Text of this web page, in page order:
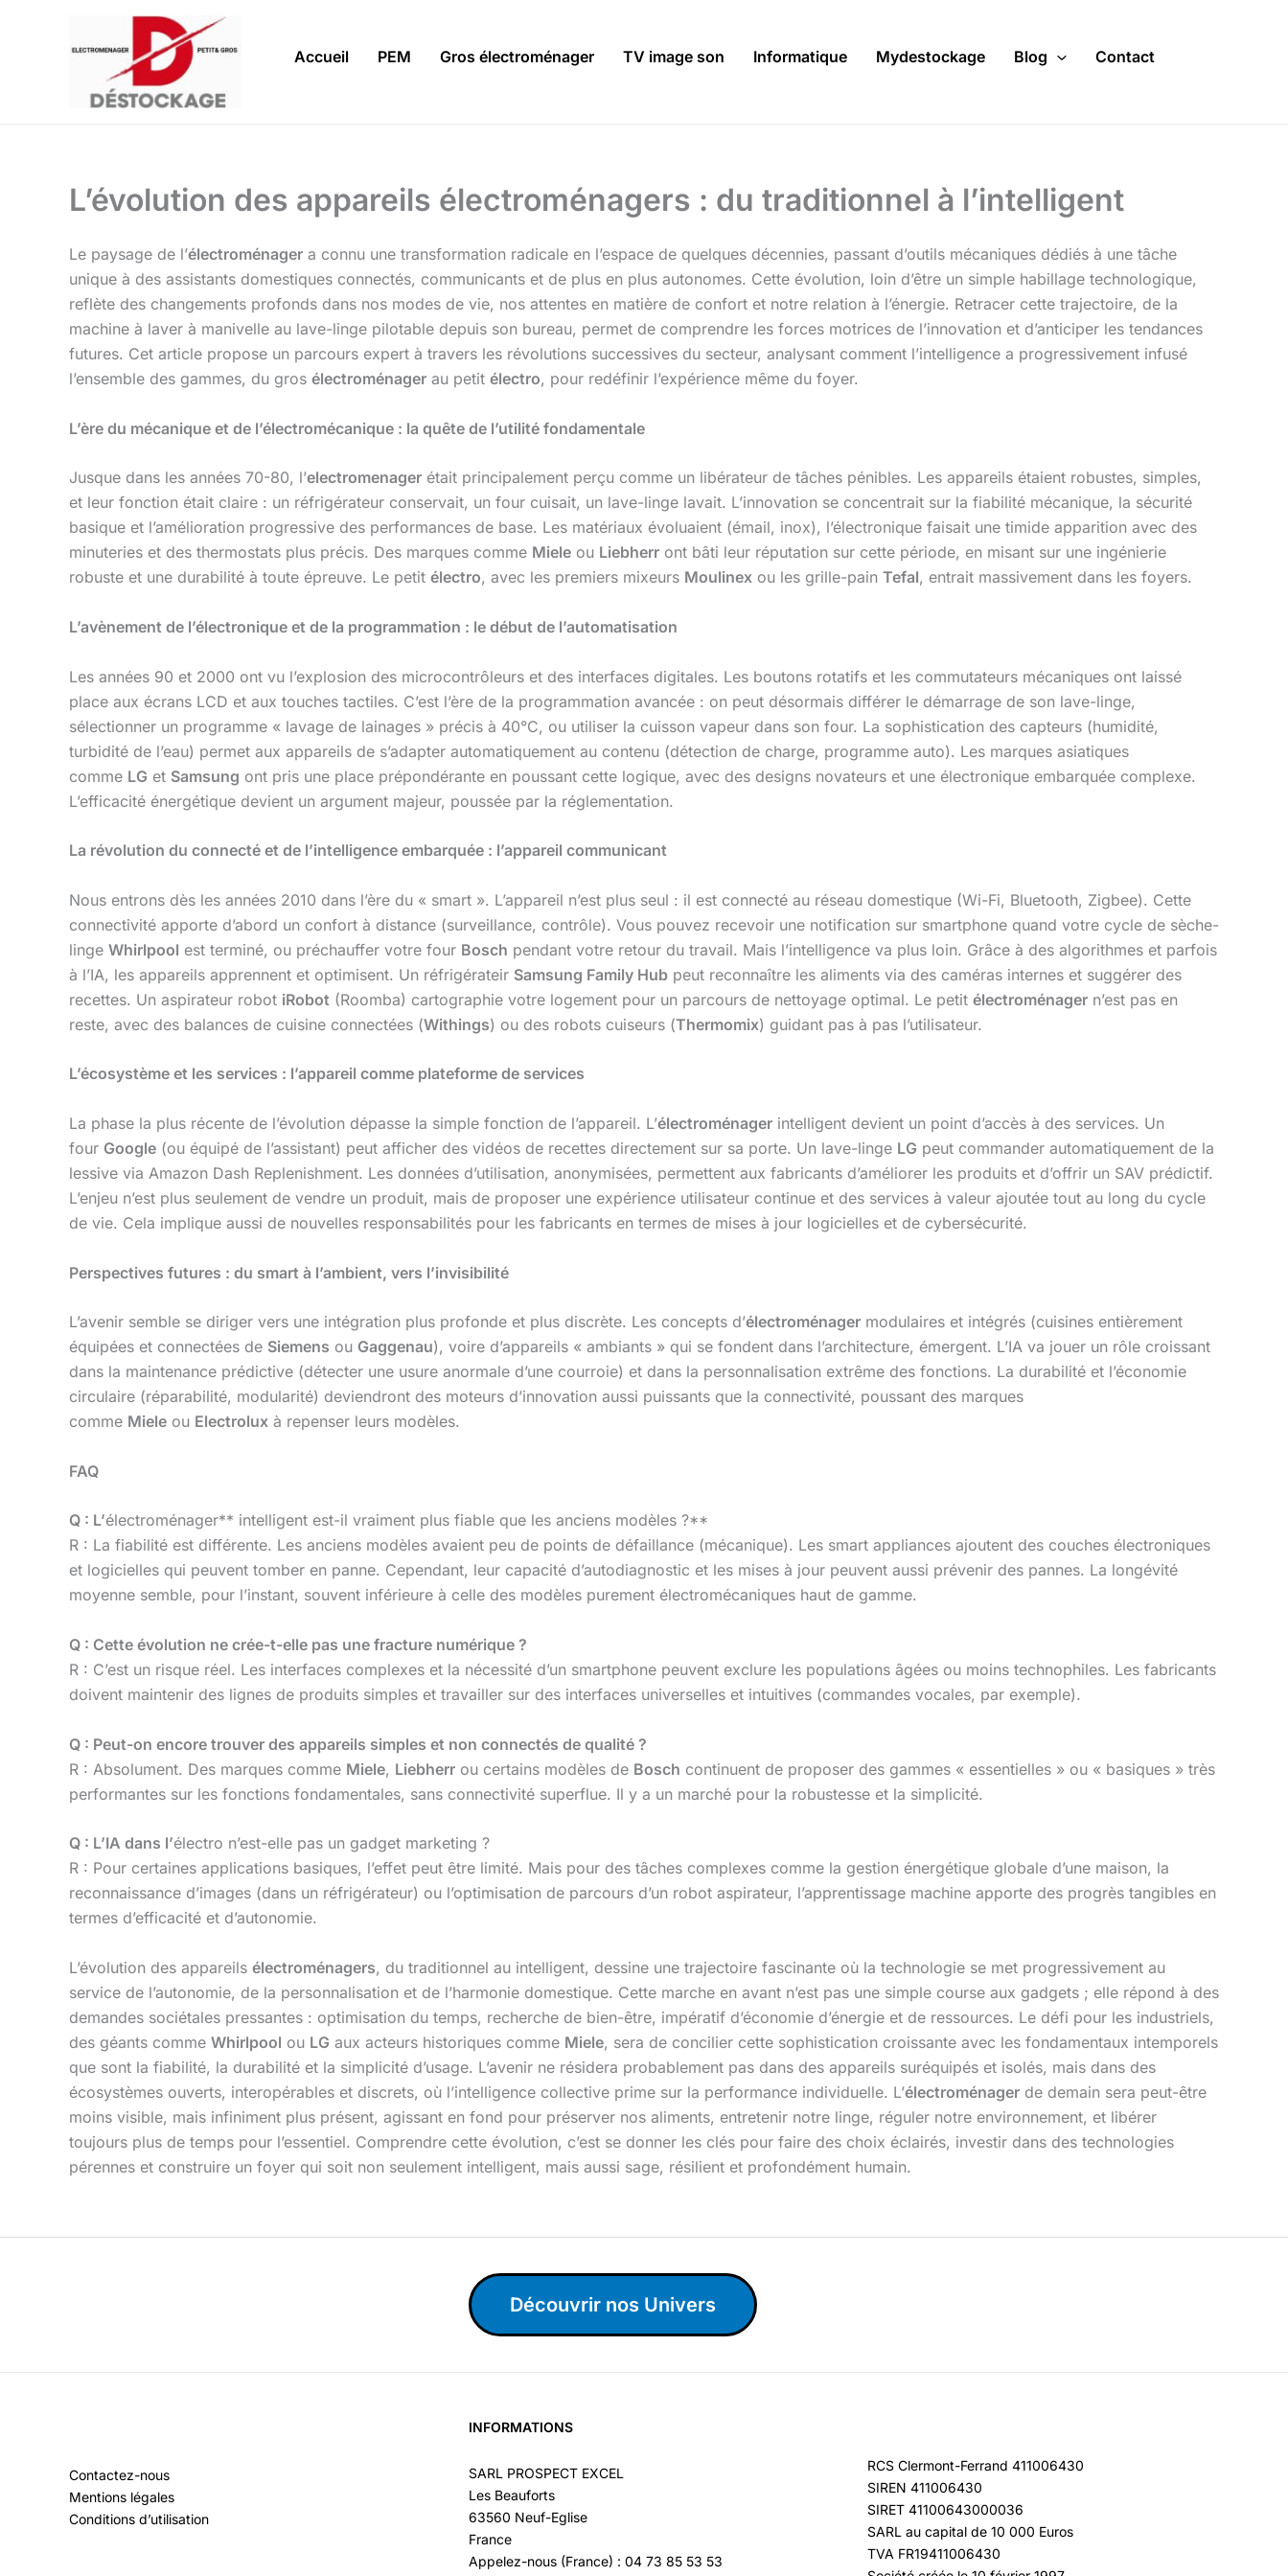
Accueil PEM Gros électroménager TV image son Informatique Mydestockage Blog Contact
L’évolution des appareils électroménagers : du traditionnel à l’intelligent
Le paysage de l’électroménager a connu une transformation radicale en l’espace de quelques décennies, passant d’outils mécaniques dédiés à une tâche
unique à des assistants domestiques connectés, communicants et de plus en plus autonomes. Cette évolution, loin d’être un simple habillage technologique,
reflète des changements profonds dans nos modes de vie, nos attentes en matière de confort et notre relation à l’énergie. Retracer cette trajectoire, de la
machine à laver à manivelle au lave-linge pilotable depuis son bureau, permet de comprendre les forces motrices de l’innovation et d’anticiper les tendances
futures. Cet article propose un parcours expert à travers les révolutions successives du secteur, analysant comment l’intelligence a progressivement infusé
l’ensemble des gammes, du gros électroménager au petit électro, pour redéfinir l’expérience même du foyer.
L’ère du mécanique et de l’électromécanique : la quête de l’utilité fondamentale
Jusque dans les années 70-80, l’electromenager était principalement perçu comme un libérateur de tâches pénibles. Les appareils étaient robustes, simples,
et leur fonction était claire : un réfrigérateur conservait, un four cuisait, un lave-linge lavait. L’innovation se concentrait sur la fiabilité mécanique, la sécurité
basique et l’amélioration progressive des performances de base. Les matériaux évoluaient (émail, inox), l’électronique faisait une timide apparition avec des
minuteries et des thermostats plus précis. Des marques comme Miele ou Liebherr ont bâti leur réputation sur cette période, en misant sur une ingénierie
robuste et une durabilité à toute épreuve. Le petit électro, avec les premiers mixeurs Moulinex ou les grille-pain Tefal, entrait massivement dans les foyers.
L’avènement de l’électronique et de la programmation : le début de l’automatisation
Les années 90 et 2000 ont vu l’explosion des microcontrôleurs et des interfaces digitales. Les boutons rotatifs et les commutateurs mécaniques ont laissé
place aux écrans LCD et aux touches tactiles. C’est l’ère de la programmation avancée : on peut désormais différer le démarrage de son lave-linge,
sélectionner un programme « lavage de lainages » précis à 40°C, ou utiliser la cuisson vapeur dans son four. La sophistication des capteurs (humidité,
turbidité de l’eau) permet aux appareils de s’adapter automatiquement au contenu (détection de charge, programme auto). Les marques asiatiques
comme LG et Samsung ont pris une place prépondérante en poussant cette logique, avec des designs novateurs et une électronique embarquée complexe.
L’efficacité énergétique devient un argument majeur, poussée par la réglementation.
La révolution du connecté et de l’intelligence embarquée : l’appareil communicant
Nous entrons dès les années 2010 dans l’ère du « smart ». L’appareil n’est plus seul : il est connecté au réseau domestique (Wi-Fi, Bluetooth, Zigbee). Cette
connectivité apporte d’abord un confort à distance (surveillance, contrôle). Vous pouvez recevoir une notification sur smartphone quand votre cycle de sèche-
linge Whirlpool est terminé, ou préchauffer votre four Bosch pendant votre retour du travail. Mais l’intelligence va plus loin. Grâce à des algorithmes et parfois
à l’IA, les appareils apprennent et optimisent. Un réfrigérateir Samsung Family Hub peut reconnaître les aliments via des caméras internes et suggérer des
recettes. Un aspirateur robot iRobot (Roomba) cartographie votre logement pour un parcours de nettoyage optimal. Le petit électroménager n’est pas en
reste, avec des balances de cuisine connectées (Withings) ou des robots cuiseurs (Thermomix) guidant pas à pas l’utilisateur.
L’écosystème et les services : l’appareil comme plateforme de services
La phase la plus récente de l’évolution dépasse la simple fonction de l’appareil. L’électroménager intelligent devient un point d’accès à des services. Un
four Google (ou équipé de l’assistant) peut afficher des vidéos de recettes directement sur sa porte. Un lave-linge LG peut commander automatiquement de la
lessive via Amazon Dash Replenishment. Les données d’utilisation, anonymisées, permettent aux fabricants d’améliorer les produits et d’offrir un SAV prédictif.
L’enjeu n’est plus seulement de vendre un produit, mais de proposer une expérience utilisateur continue et des services à valeur ajoutée tout au long du cycle
de vie. Cela implique aussi de nouvelles responsabilités pour les fabricants en termes de mises à jour logicielles et de cybersécurité.
Perspectives futures : du smart à l’ambient, vers l’invisibilité
L’avenir semble se diriger vers une intégration plus profonde et plus discrète. Les concepts d’électroménager modulaires et intégrés (cuisines entièrement
équipées et connectées de Siemens ou Gaggenau), voire d’appareils « ambiants » qui se fondent dans l’architecture, émergent. L’IA va jouer un rôle croissant
dans la maintenance prédictive (détecter une usure anormale d’une courroie) et dans la personnalisation extrême des fonctions. La durabilité et l’économie
circulaire (réparabilité, modularité) deviendront des moteurs d’innovation aussi puissants que la connectivité, poussant des marques
comme Miele ou Electrolux à repenser leurs modèles.
FAQ
Q : L’électroménager** intelligent est-il vraiment plus fiable que les anciens modèles ?**
R : La fiabilité est différente. Les anciens modèles avaient peu de points de défaillance (mécanique). Les smart appliances ajoutent des couches électroniques
et logicielles qui peuvent tomber en panne. Cependant, leur capacité d’autodiagnostic et les mises à jour peuvent aussi prévenir des pannes. La longévité
moyenne semble, pour l’instant, souvent inférieure à celle des modèles purement électromécaniques haut de gamme.
Q : Cette évolution ne crée-t-elle pas une fracture numérique ?
R : C’est un risque réel. Les interfaces complexes et la nécessité d’un smartphone peuvent exclure les populations âgées ou moins technophiles. Les fabricants
doivent maintenir des lignes de produits simples et travailler sur des interfaces universelles et intuitives (commandes vocales, par exemple).
Q : Peut-on encore trouver des appareils simples et non connectés de qualité ?
R : Absolument. Des marques comme Miele, Liebherr ou certains modèles de Bosch continuent de proposer des gammes « essentielles » ou « basiques » très
performantes sur les fonctions fondamentales, sans connectivité superflue. Il y a un marché pour la robustesse et la simplicité.
Q : L’IA dans l’électro n’est-elle pas un gadget marketing ?
R : Pour certaines applications basiques, l’effet peut être limité. Mais pour des tâches complexes comme la gestion énergétique globale d’une maison, la
reconnaissance d’images (dans un réfrigérateur) ou l’optimisation de parcours d’un robot aspirateur, l’apprentissage machine apporte des progrès tangibles en
termes d’efficacité et d’autonomie.
L’évolution des appareils électroménagers, du traditionnel au intelligent, dessine une trajectoire fascinante où la technologie se met progressivement au
service de l’autonomie, de la personnalisation et de l’harmonie domestique. Cette marche en avant n’est pas une simple course aux gadgets ; elle répond à des
demandes sociétales pressantes : optimisation du temps, recherche de bien-être, impératif d’économie d’énergie et de ressources. Le défi pour les industriels,
des géants comme Whirlpool ou LG aux acteurs historiques comme Miele, sera de concilier cette sophistication croissante avec les fondamentaux intemporels
que sont la fiabilité, la durabilité et la simplicité d’usage. L’avenir ne résidera probablement pas dans des appareils suréquipés et isolés, mais dans des
écosystèmes ouverts, interopérables et discrets, où l’intelligence collective prime sur la performance individuelle. L’électroménager de demain sera peut-être
moins visible, mais infiniment plus présent, agissant en fond pour préserver nos aliments, entretenir notre linge, réguler notre environnement, et libérer
toujours plus de temps pour l’essentiel. Comprendre cette évolution, c’est se donner les clés pour faire des choix éclairés, investir dans des technologies
pérennes et construire un foyer qui soit non seulement intelligent, mais aussi sage, résilient et profondément humain.
Découvrir nos Univers
Contactez-nous
Mentions légales
Conditions d’utilisation
INFORMATIONS
SARL PROSPECT EXCEL
Les Beauforts
63560 Neuf-Eglise
France
Appelez-nous (France) : 04 73 85 53 53
RCS Clermont-Ferrand 411006430
SIREN 411006430
SIRET 41100643000036
SARL au capital de 10 000 Euros
TVA FR19411006430